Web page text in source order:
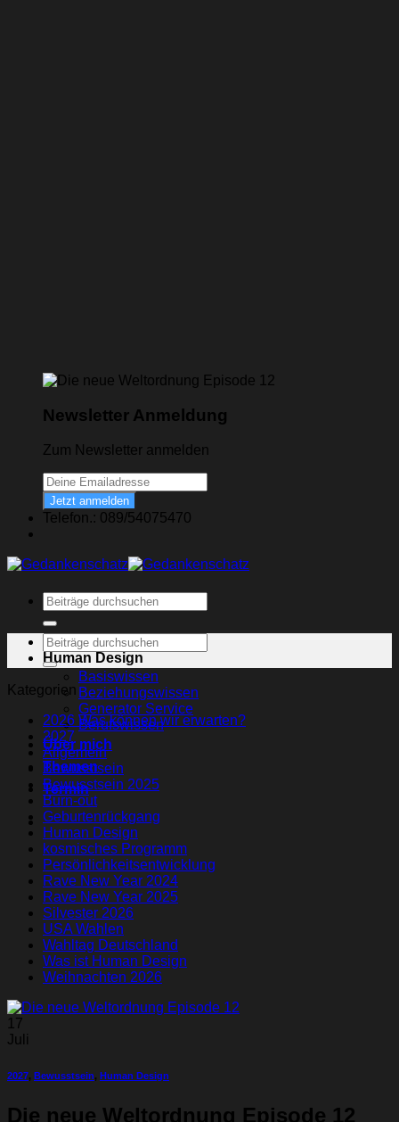
Newsletter Anmeldung
Zum Newsletter anmelden
Jetzt anmelden
Telefon.: 089/54075470
Human Design
Basiswissen
Beziehungswissen
Generator Service
Berufswissen
Über mich
Themen
Termin
Kategorien
2026 Was können wir erwarten?
2027
Allgemein
Bewusstsein
Bewusstsein 2025
Burn-out
Geburtenrückgang
Human Design
kosmisches Programm
Persönlichkeitsentwicklung
Rave New Year 2024
Rave New Year 2025
Silvester 2026
USA Wahlen
Wahltag Deutschland
Was ist Human Design
Weihnachten 2026
17
Juli
2027, Bewusstsein, Human Design
Die neue Weltordnung Episode 12